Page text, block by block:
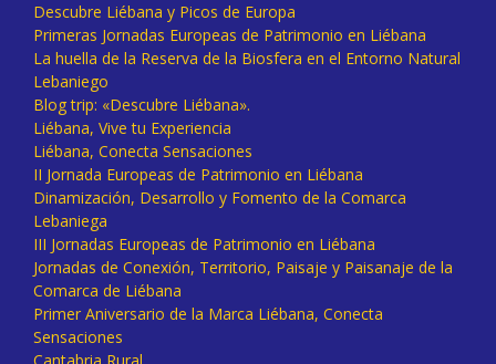
Descubre Liébana y Picos de Europa
Primeras Jornadas Europeas de Patrimonio en Liébana
La huella de la Reserva de la Biosfera en el Entorno Natural
Lebaniego
Blog trip: «Descubre Liébana».
Liébana, Vive tu Experiencia
Liébana, Conecta Sensaciones
II Jornada Europeas de Patrimonio en Liébana
Dinamización, Desarrollo y Fomento de la Comarca
Lebaniega
III Jornadas Europeas de Patrimonio en Liébana
Jornadas de Conexión, Territorio, Paisaje y Paisanaje de la
Comarca de Liébana
Primer Aniversario de la Marca Liébana, Conecta
Sensaciones